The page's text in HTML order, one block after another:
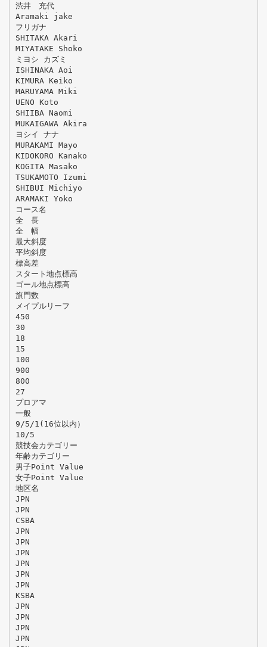
渋井 充代
Aramaki jake
フリガナ
SHITAKA Akari
MIYATAKE Shoko
ミヨシ カズミ
ISHINAKA Aoi
KIMURA Keiko
MARUYAMA Miki
UENO Koto
SHIIBA Naomi
MUKAIGAWA Akira
ヨシイ ナナ
MURAKAMI Mayo
KIDOKORO Kanako
KOGITA Masako
TSUKAMOTO Izumi
SHIBUI Michiyo
ARAMAKI Yoko
コース名
全 長
全 幅
最大斜度
平均斜度
標高差
スタート地点標高
ゴール地点標高
旗門数
メイプルリーフ
450
30
18
15
100
900
800
27
プロアマ
一般
9/5/1(16位以内）
10/5
競技会カテゴリー
年齢カテゴリー
男子Point Value
女子Point Value
地区名
JPN
JPN
CSBA
JPN
JPN
JPN
JPN
JPN
JPN
KSBA
JPN
JPN
JPN
JPN